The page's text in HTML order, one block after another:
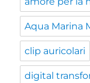
Aqua Marina
clip auricolari
digital